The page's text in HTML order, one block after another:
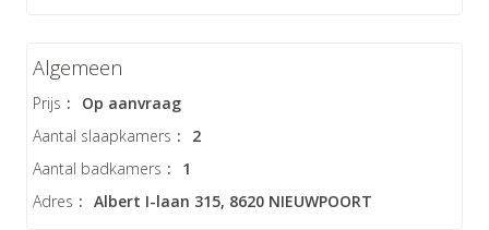
Algemeen
Prijs :
Op aanvraag
Aantal slaapkamers :
2
Aantal badkamers :
1
Adres : Albert I-laan 315, 8620 NIEUWPOORT